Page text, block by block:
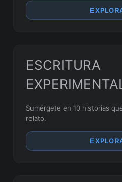
ESCRITURA
Sumérgete en 10 historias
relato.